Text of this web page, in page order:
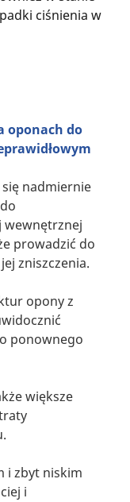
ciśnienia w
oponach do
nadmiernie
wewnętrznej
prowadzić do
zniszczenia.
opony z
ponownego
większe
i zbyt niskim
i